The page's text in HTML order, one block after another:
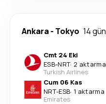
Ankara- Tokyo 14 gün
Cmt 24 Eki
ESB-NRT· 2 aktarma
Turkish Airlines
Cum 06 Kas
NRT-ESB· 1 aktarma
Emirates